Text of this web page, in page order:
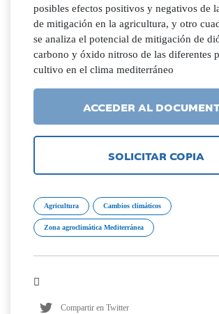
posibles efectos positivos y negativos de
de mitigación en la agricultura, y otro
se analiza el potencial de mitigación de
carbono y óxido nitroso de las diferentes
cultivo en el clima mediterráneo
ACCEDER AL
SOLICITAR COPIA
Agricultura Cambios climáticos
Zona agroclimática Mediterránea
Compartir en Twitter